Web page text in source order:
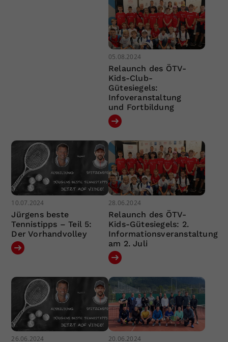
05.08.2024
Relaunch des ÖTV-
Kids-Club-
Gütesiegels:
Infoveranstaltung
und Fortbildung
10.07.2024
Jürgens beste
Tennistipps – Teil 5:
Der Vorhandvolley
28.06.2024
Relaunch des ÖTV-
Kids-Gütesiegels: 2.
Informationsveranstaltung
am 2. Juli
26.06.2024 20.06.2024